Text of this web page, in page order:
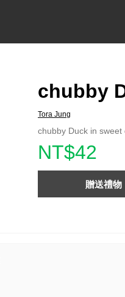
chubby
Tora Jung
chubby Duck in sweet
NT$42
贈送禮物